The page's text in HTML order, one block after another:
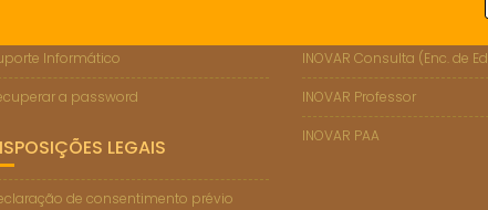
Informático
a password
LEGAIS
de consentimento prévio
INOVAR Consulta (Enc. de
INOVAR Professor
INOVAR PAA